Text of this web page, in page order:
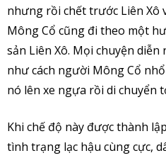
nhưng rồi chết trước Liên Xô
Mông Cổ cũng đi theo một
sản Liên Xô. Mọi chuyện
như cách người Mông Cổ
nó lên xe ngựa rồi di chuyển
Khi chế độ này được thành
tình trạng lạc hậu cùng cực,